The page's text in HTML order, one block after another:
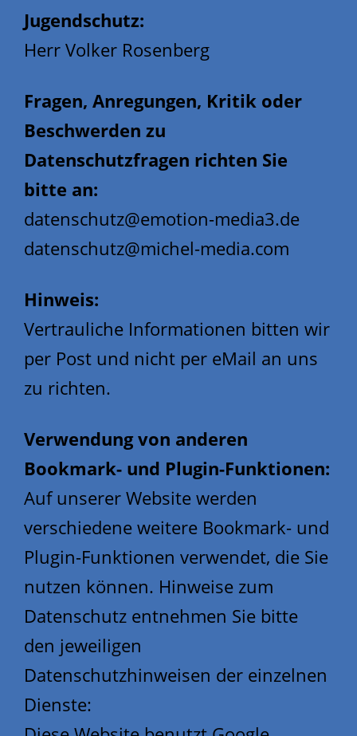
Jugendschutz:
Herr Volker Rosenberg
Fragen, Anregungen, Kritik oder
Beschwerden zu
Datenschutzfragen richten Sie
bitte an:
datenschutz@emotion-media3.de
datenschutz@michel-media.com
Hinweis:
Vertrauliche Informationen bitten wir
per Post und nicht per eMail an uns
zu richten.
Verwendung von anderen
Bookmark- und Plugin-Funktionen:
Auf unserer Website werden
verschiedene weitere Bookmark- und
Plugin-Funktionen verwendet, die Sie
nutzen können. Hinweise zum
Datenschutz entnehmen Sie bitte
den jeweiligen
Datenschutzhinweisen der einzelnen
Dienste: